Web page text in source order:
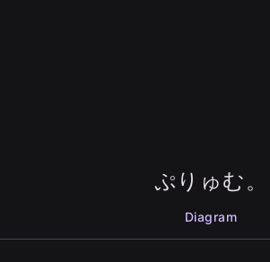
ぷりゅむ。
Diagram